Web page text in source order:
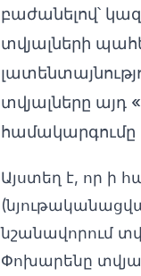
բաժանելով՝
տվյալների
տվյալները
համակարգումը
Այստեղ է, որ ի
նշանավորում
Փոխարենը